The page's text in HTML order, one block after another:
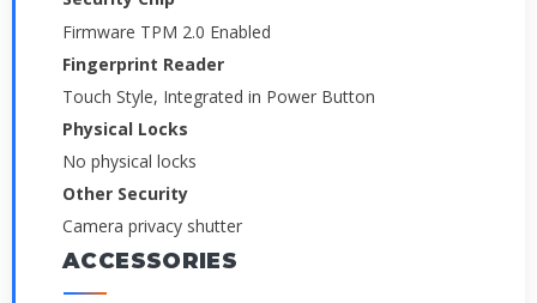
Firmware TPM 2.0 Enabled
Fingerprint Reader
Touch Style, Integrated in Power Button
Physical Locks
No physical locks
Other Security
Camera privacy shutter
ACCESSORIES